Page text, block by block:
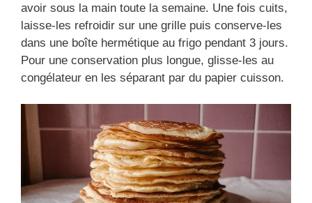
avoir sous la main toute la semaine. Une fois cuits,
laisse-les refroidir sur une grille puis conserve-les
dans une boîte hermétique au frigo pendant 3 jours.
Pour une conservation plus longue, glisse-les au
congélateur en les séparant par du papier cuisson.